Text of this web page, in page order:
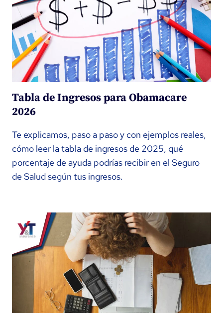
Tabla de Ingresos para Obamacare
2026
Te explicamos, paso a paso y con ejemplos reales,
cómo leer la tabla de ingresos de 2025, qué
porcentaje de ayuda podrías recibir en el Seguro
de Salud según tus ingresos.